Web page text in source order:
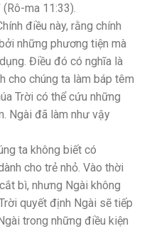
ma 11:33).
điều này, rằng chính
những phương tiện mà
Điều đó có nghĩa là
cho chúng ta làm báp têm
Trời có thể cứu những
Ngài đã làm như vậy
ta không biết có
cho trẻ nhỏ. Vào thời
bì, nhưng Ngài không
quyết định Ngài sẽ tiếp
trong những điều kiện